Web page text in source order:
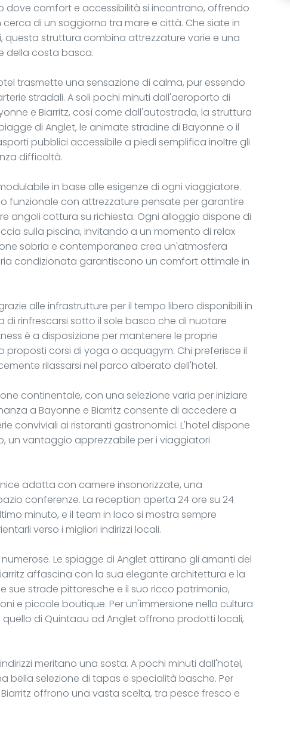
dove comfort e accessibilità si incontrano, offrendo
di un soggiorno tra mare e città. Che siate in
questa struttura combina attrezzature varie e una
della costa basca.
trasmette una sensazione di calma, pur essendo
stradali. A soli pochi minuti dall'aeroporto di
e Biarritz, così come dall'autostrada, la struttura
di Anglet, le animate stradine di Bayonne o il
pubblici accessibile a piedi semplifica inoltre gli
difficoltà.
in base alle esigenze di ogni viaggiatore.
funzionale con attrezzature pensate per garantire
angoli cottura su richiesta. Ogni alloggio dispone di
sulla piscina, invitando a un momento di relax
sobria e contemporanea crea un'atmosfera
condizionata garantiscono un comfort ottimale in
alle infrastrutture per il tempo libero disponibili in
di rinfrescarsi sotto il sole basco che di nuotare
è a disposizione per mantenere le proprie
proposti corsi di yoga o acquagym. Chi preferisce il
rilassarsi nel parco alberato dell'hotel.
continentale, con una selezione varia per iniziare
a Bayonne e Biarritz consente di accedere a
conviviali ai ristoranti gastronomici. L'hotel dispone
un vantaggio apprezzabile per i viaggiatori
adatta con camere insonorizzate, una
conferenze. La reception aperta 24 ore su 24
minuto, e il team in loco si mostra sempre
verso i migliori indirizzi locali.
Le spiagge di Anglet attirano gli amanti del
affascina con la sua elegante architettura e la
sue strade pittoresche e il suo ricco patrimonio,
e piccole boutique. Per un'immersione nella cultura
quello di Quintaou ad Anglet offrono prodotti locali,
meritano una sosta. A pochi minuti dall'hotel,
bella selezione di tapas e specialità basche. Per
offrono una vasta scelta, tra pesce fresco e